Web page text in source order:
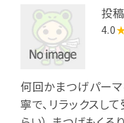
投
4.0
何回かまつげパーマ
寧で、リラックスし